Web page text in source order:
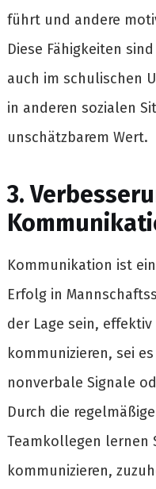
führt und andere
Diese Fähigkeiten
auch im schulischen
in anderen sozialen
unschätzbarem Wert.
3.
Kommunikation ist
Erfolg in
der Lage sein,
kommunizieren, sei
nonverbale Signale
Durch die
Teamkollegen lernen
kommunizieren,